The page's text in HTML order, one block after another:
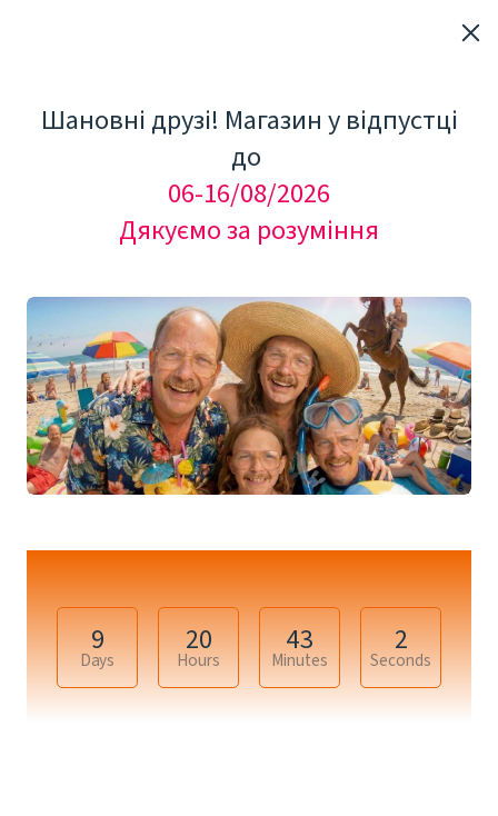
Шановні друзі! Магазин у відпустці
до
06-16/08/2026
Дякуємо за розуміння
9
Days
20
Hours
43
Minutes
2
Seconds